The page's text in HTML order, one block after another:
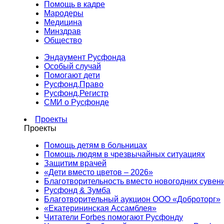
Помощь в кадре
Мародеры
Медицина
Минздрав
Общество
Эндаумент Русфонда
Особый случай
Помогают дети
Русфонд.Право
Русфонд.Регистр
СМИ о Русфонде
Проекты
Проекты
Помощь детям в больницах
Помощь людям в чрезвычайных ситуациях
Защитим врачей
«Дети вместо цветов – 2026»
Благотворительность вместо новогодних
Русфонд & Зумба
Благотворительный аукцион ООО «Доброторг»
«Екатерининская Ассамблея»
Читатели Forbes помогают Русфонду